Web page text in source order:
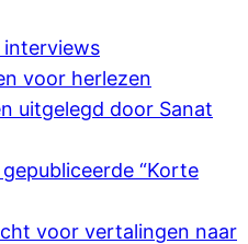
interviews
voor herlezen
uitgelegd door Sanat
“Korte
voor vertalingen naar